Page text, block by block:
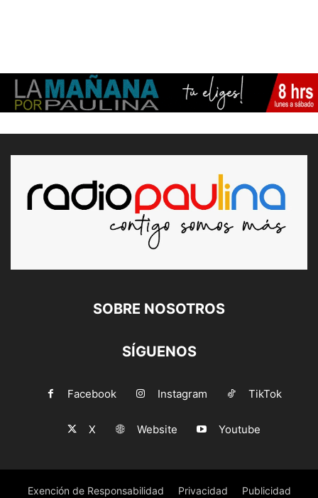
SOBRE NOSOTROS
SÍGUENOS
Facebook Instagram TikTok
X Website Youtube
Exención de Responsabilidad Privacidad Publicidad